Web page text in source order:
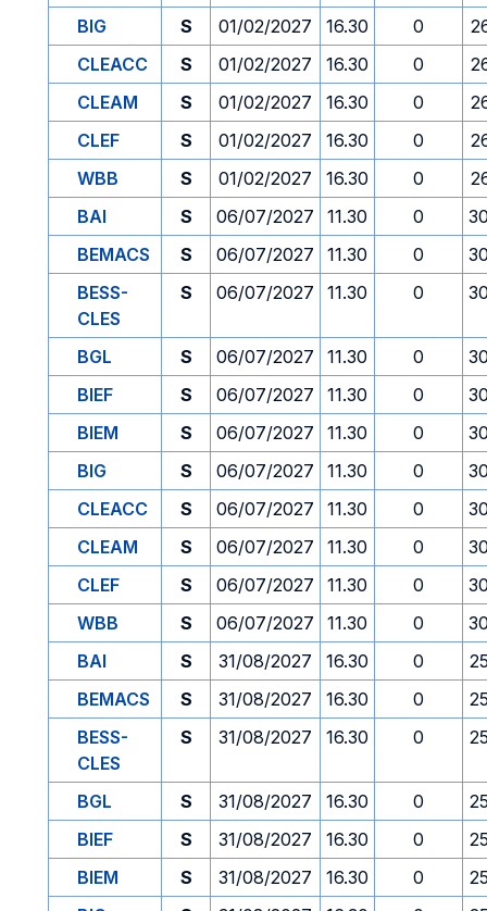
BIG
S 01/02/2027 16.30 0
CLEACC
S 01/02/2027 16.30 0
CLEAM
S 01/02/2027 16.30 0
CLEF
S 01/02/2027 16.30 0
WBB
S 01/02/2027 16.30 0
BAI
S 06/07/2027 11.30 0
BEMACS
S 06/07/2027 11.30 0
BESS-
CLES
S 06/07/2027 11.30 0
BGL S 06/07/2027 11.30 0
BIEF
S 06/07/2027 11.30 0
BIEM
S 06/07/2027 11.30 0
BIG
S 06/07/2027 11.30 0
CLEACC
S 06/07/2027 11.30 0
CLEAM
S 06/07/2027 11.30 0
CLEF
S 06/07/2027 11.30 0
WBB
S 06/07/2027 11.30 0
BAI
S 31/08/2027 16.30 0
BEMACS
S 31/08/2027 16.30 0
BESS-
CLES
S 31/08/2027 16.30 0
BGL S 31/08/2027 16.30 0
BIEF
S 31/08/2027 16.30 0
BIEM
S 31/08/2027 16.30 0